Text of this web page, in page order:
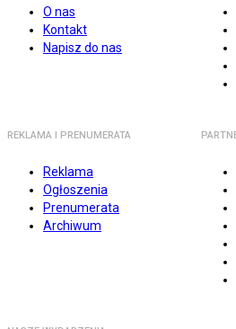
O nas
Kontakt
Napisz do nas
REKLAMA I PRENUMERATA
Reklama
Ogłoszenia
Prenumerata
Archiwum